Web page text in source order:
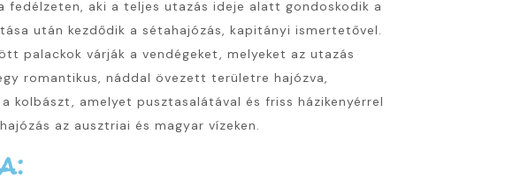
fedélzeten, aki a teljes utazás ideje alatt gondoskodik a
után kezdődik a sétahajózás, kapitányi ismertetővel.
palackok várják a vendégeket, melyeket az utazás
romantikus, náddal övezett területre hajózva,
kolbászt, amelyet pusztasalátával és friss házikenyérrel
az ausztriai és magyar vízeken.